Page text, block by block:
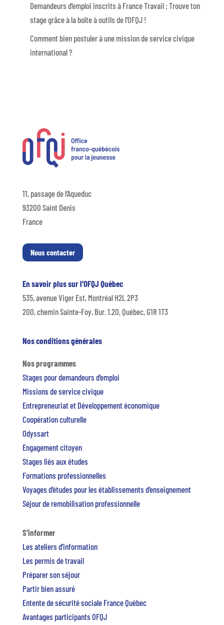
Demandeurs d’emploi inscrits à France Travail : Trouve ton
stage grâce à la boîte à outils de l’OFQJ !
Comment bien postuler à une mission de service civique
international ?
11, passage de l’Aqueduc
93200 Saint Denis
France
Nous contacter
En savoir plus sur l’OFQJ Québec
535, avenue Viger Est, Montréal H2L 2P3
200, chemin Sainte-Foy, Bur. 1.20, Québec, G1R 1T3
Nos conditions générales
Nos programmes
Stages pour demandeurs d’emploi
Missions de service civique
Entrepreneuriat et Développement économique
Coopération culturelle
Odyssart
Engagement citoyen
Stages liés aux études
Formations professionnelles
Voyages d’études pour les établissements d’enseignement
Séjour de remobilisation professionnelle
S’informer
Les ateliers d’information
Les permis de travail
Préparer son séjour
Partir bien assuré
Entente de sécurité sociale France Québec
Avantages participants OFQJ